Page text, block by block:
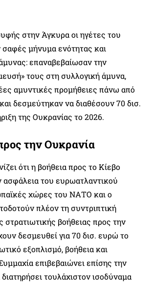
στην Άγκυρα οι ηγέτες του
μήνυμα ενότητας και
επαναβεβαίωσαν την
τους στη συλλογική άμυνα,
αμυντικές προμήθειες πάνω από
δεσμεύτηκαν να διαθέσουν 70 δισ.
της Ουκρανίας το 2026.
την Ουκρανία
ότι η βοήθεια προς το Κίεβο
ασφάλεια του ευρωατλαντικού
χώρες του ΝΑΤΟ και ο
πλέον τη συντριπτική
στρατιωτικής βοήθειας προς την
δεσμευθεί για 70 δισ. ευρώ το
εξοπλισμό, βοήθεια και
επιβεβαιώνει επίσης την
τουλάχιστον ισοδύναμα